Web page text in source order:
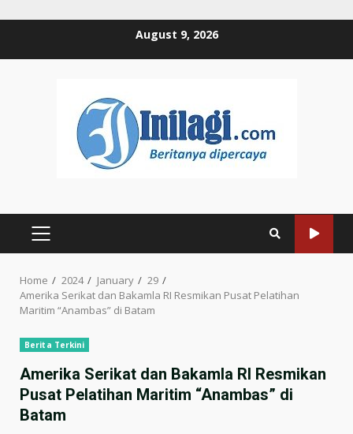
August 9, 2026
PRIMARY
Home 2024 January
29
Amerika Serikat dan Bakamla RI Resmikan Pusat Pelatihan
Maritim “Anambas” di Batam
Berita Terkini
Amerika Serikat dan Bakamla RI Resmikan
Pusat Pelatihan Maritim “Anambas” di
Batam